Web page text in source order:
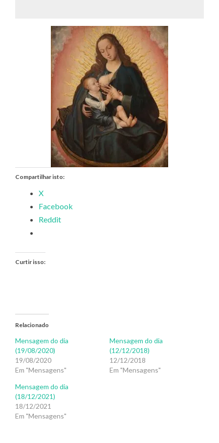
Compartilhar isto:
X
Facebook
Reddit
Curtir isso:
Relacionado
Mensagem do dia
(19/08/2020)
19/08/2020
Em "Mensagens"
Mensagem do dia
(12/12/2018)
12/12/2018
Em "Mensagens"
Mensagem do dia
(18/12/2021)
18/12/2021
Em "Mensagens"